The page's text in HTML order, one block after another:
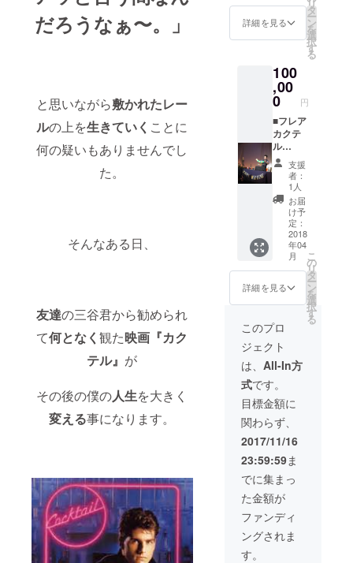
だろうなぁ〜。」
と思いながら敷かれたレー
ルの上を生きていく ことに
何の疑いもありませんでし
た。
そんなある日、
友達の三谷君から勧められ
て何となく観た映画『カク
テル』 が
その後の僕の人生を大きく
変える事になります。
してお
送りし
感謝の
メッ
セージ
書き」
で送ら
せて頂
きま
す！ ■
サイン
入り大
会写真
【希望
者の
み】
いメッ
セージ
す！ ■
オリジ
ナルタ
オルを
プレゼ
ント！
■オリジ
ナルス
テッ
カーを
プレゼ
ント！
■ロード
ハウス
世界大
会ダイ
ジェス
トムー
ジット
前を記
載。 (一
般公開
もしま
すが
DVDに
してお
送りし
圧倒的
感謝の
メッ
セージ
を「お
電話」
で直接
会で
やって
の為に
何か１
つやり
ます！
(要相談)
■自称
「日本
一のフ
レアバ
カ」な
僕と熱
い「フ
レア談
義」を
朝まで
コース
の権利
【希望
み】 (フ
レア以
外の事
でも
OK。何
か人生
や夢に
ついて
の相談
なども
大歓迎
です。)
■世界大
会前に
僕の発
表する
演技を
「限定
公開(オ
が３
枚、Lが
７枚で
早いも
とさせ
て頂き
ます) ■
あなた
へお勧
めカク
テルを
メイキ
ング
ムー
ビーで
プレゼ
ント！
(DVD) ■
世界大
会で
やって
欲しい
ことを
あなた
の為に
何か１
つやり
ます！
(要相談)
■自称
「日本
一のフ
レアバ
カ」な
僕と熱
い「フ
レア談
義」を
朝まで
コース
の権利
【希望
詳細を見る
リ
タ
ー
ン
を
選
択
す
る
100
,00
0 円
■フレア
カクテ
ル
ショー
を
『オー
ダーメ
イド』
で行い
ます！
思い出
に彩り
を添え
るお手
伝いを
させて
頂きま
す。 (交
通費を
別途頂
きま
す。日
時をご
相談下
さい！)
■圧倒的
感謝の
メッ
セージ
を直筆
の「お
手紙」
で送ら
せて頂
支援
者：
1人
お届
け予
定：
2018
年04
月
詳細を見る
こ
の
リ
タ
ー
ン
を
選
択
す
る
このプロ
ジェクト
は、 All-In方
式です。
目標金額に
関わらず、
2017/11/16
23:59:59ま
でに集まっ
た金額が
ファンディ
ングされま
す。